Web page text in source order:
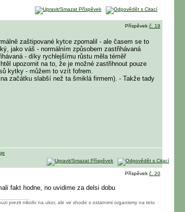
Příspěvek č. 19
zaštipované kytce zpomalil - ale časem se to
jako váš - normálním způsobem zastřihávaná
- díky rychlejšímu růstu měla téměř
upozornit na to, že je možné zastřihnout pouze
kytky - můžem to vzít fofrem.
začátku slabší než ta šmiklá firmem). - Takže tady
Příspěvek č. 20
fakt hodne, no uvidime za delsi dobu
prezit nikoliv na ukor, ale ve shode s ostatnimi organismy na teto